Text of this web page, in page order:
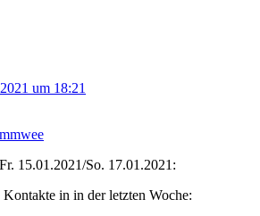
um 18:21
15.01.2021/So. 17.01.2021:
Kontakte in in der letzten Woche: